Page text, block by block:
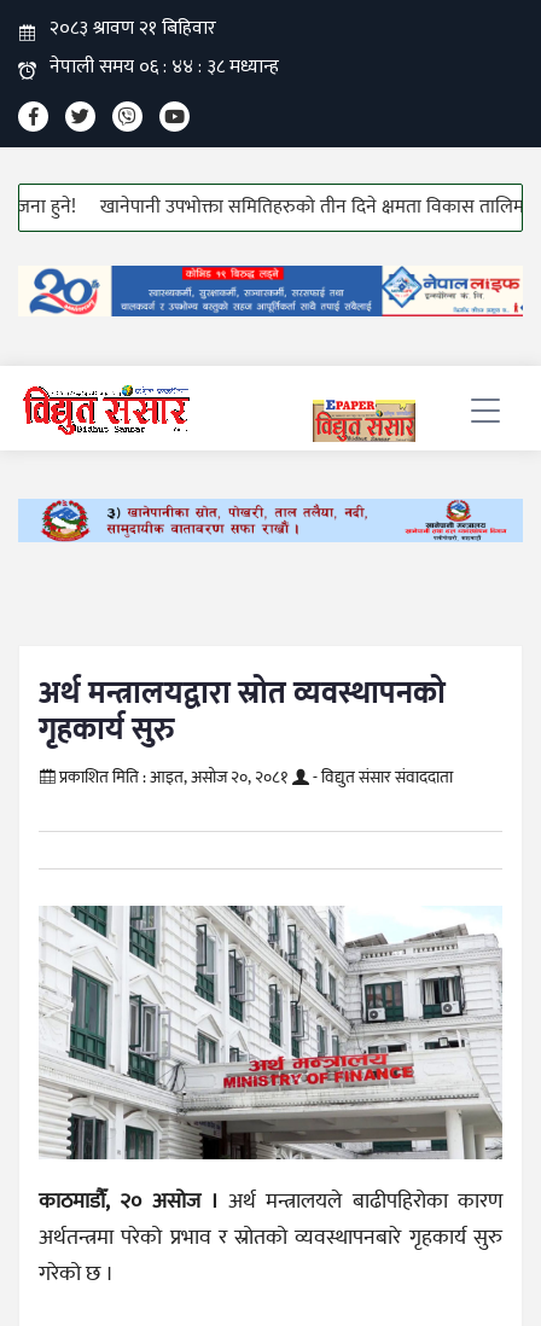
हुने! खानेपानी उपभोक्ता समितिहरुको तीन दिने क्षमता विकास तालिम सुरु!
अर्थ मन्त्रालयद्वारा स्रोत व्यवस्थापनको
गृहकार्य सुरु
प्रकाशित मिति :आइत, असोज २०, २०८१ - विद्युत संसार संवाददाता
काठमाडौँ, २० असोज । अर्थ मन्त्रालयले बाढीपहिरोका कारण
अर्थतन्त्रमा परेको प्रभाव र स्रोतको व्यवस्थापनबारे गृहकार्य सुरु
गरेको छ ।